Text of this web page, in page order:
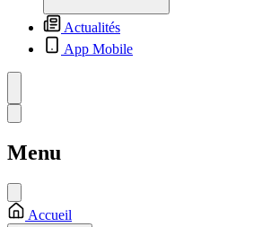
Actualités
App Mobile
Menu
Accueil